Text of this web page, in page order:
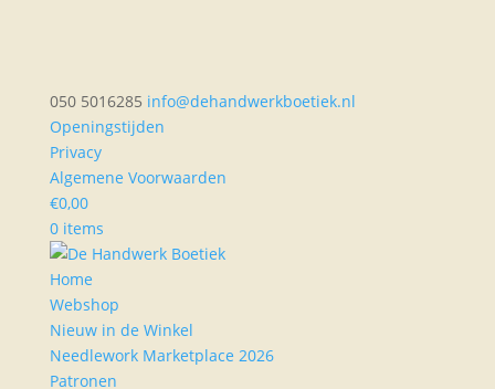
050 5016285 info@dehandwerkboetiek.nl
Openingstijden
Privacy
Algemene Voorwaarden
€0,00
0 items
Home
Webshop
Nieuw in de Winkel
Needlework Marketplace 2026
Patronen